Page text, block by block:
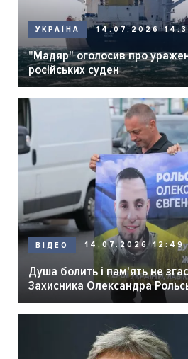
УКРАЇНА 14.07.2026
"Мадяр" оголосив про
російських суден
ВІДЕО 14.07.2026 12:49
Душа болить і пам'ять не
Захисника Олександра